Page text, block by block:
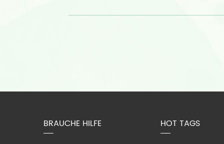
BRAUCHE HILFE HOT TAGS